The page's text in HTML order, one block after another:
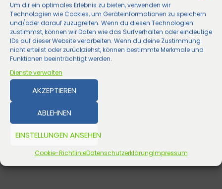
Um dir ein optimales Erlebnis zu bieten, verwenden wir
Technologien wie Cookies, um Geräteinformationen zu speichern
und/oder darauf zuzugreifen. Wenn du diesen Technologien
zustimmst, können wir Daten wie das Surfverhalten oder eindeutige
IDs auf dieser Website verarbeiten. Wenn du deine Zustimmung
nicht erteilst oder zurückziehst, können bestimmte Merkmale und
Funktionen beeinträchtigt werden.
Dienste verwalten
AKZEPTIEREN
ABLEHNEN
EINSTELLUNGEN ANSEHEN
Cookie-RichtlinieDatenschutzerklärungImpressum